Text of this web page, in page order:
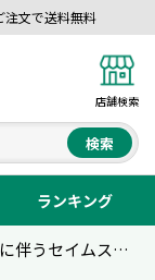
注文で送料無料
店舗検索
検索
ランキング
【重要】サイトリニューアルに伴うセイムス通販のご利用について